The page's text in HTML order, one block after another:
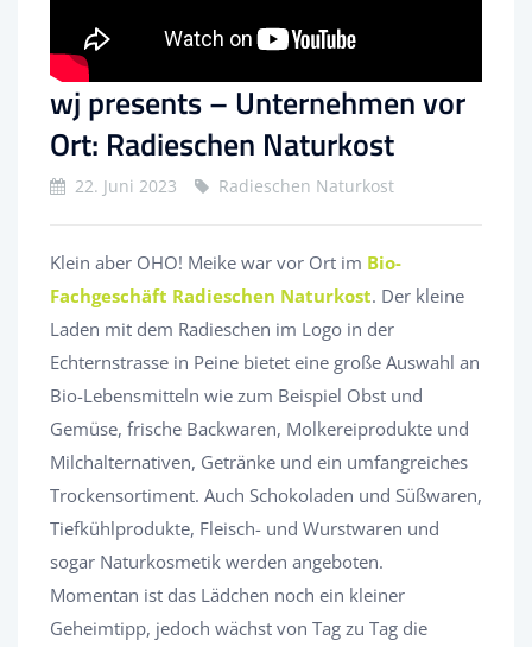
wj presents – Unternehmen vor
Ort: Radieschen Naturkost
22. Juni 2023 Radieschen Naturkost
Klein aber OHO! Meike war vor Ort im Bio-
Fachgeschäft Radieschen Naturkost. Der kleine
Laden mit dem Radieschen im Logo in der
Echternstrasse in Peine bietet eine große Auswahl an
Bio-Lebensmitteln wie zum Beispiel Obst und
Gemüse, frische Backwaren, Molkereiprodukte und
Milchalternativen, Getränke und ein umfangreiches
Trockensortiment. Auch Schokoladen und Süßwaren,
Tiefkühlprodukte, Fleisch- und Wurstwaren und
sogar Naturkosmetik werden angeboten.
Momentan ist das Lädchen noch ein kleiner
Geheimtipp, jedoch wächst von Tag zu Tag die